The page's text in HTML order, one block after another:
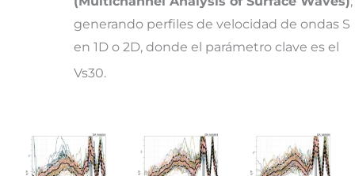
generando perfiles de velocidad de ondas S
en 1D o 2D, donde el parámetro clave es el
Vs30.